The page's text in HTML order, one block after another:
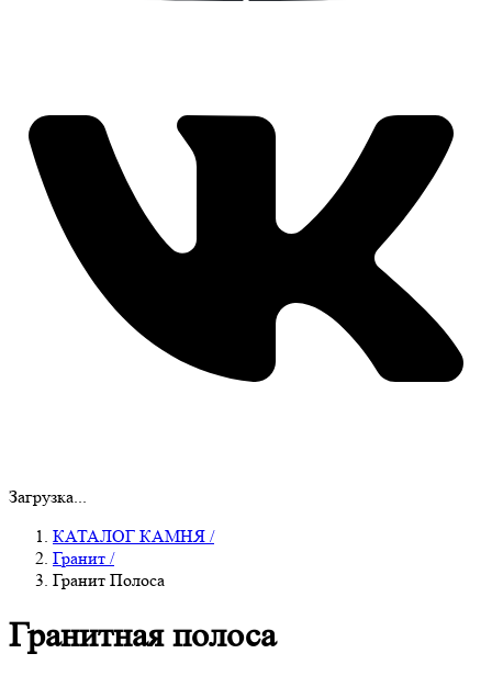
Загрузка...
КАТАЛОГ КАМНЯ /
Гранит /
Гранит Полоса
Гранитная полоса